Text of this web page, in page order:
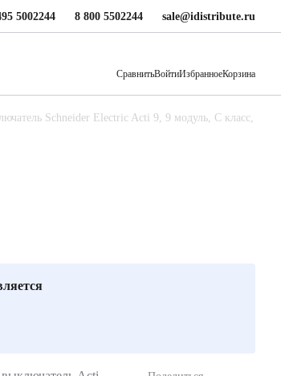
5002244 8 800 5502244 sale@idistribute.ru
СравнитьВойтиИзбранноеКорзина
Schneider Electric Acti 9, 9 модуль, C класс,